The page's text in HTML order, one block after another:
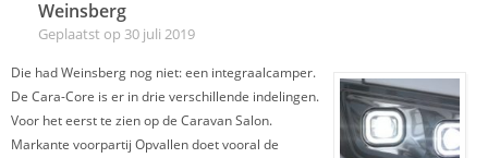
Weinsberg
Geplaatst op 30 juli 2019
Die had Weinsberg nog niet: een integraalcamper.
De Cara-Core is er in drie verschillende indelingen.
Voor het eerst te zien op de Caravan Salon.
Markante voorpartij Opvallen doet vooral de